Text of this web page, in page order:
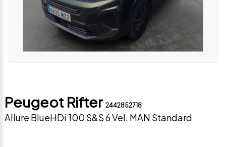
Peugeot Rifter 2442852718
Allure BlueHDi 100 S&S 6 Vel. MAN Standard